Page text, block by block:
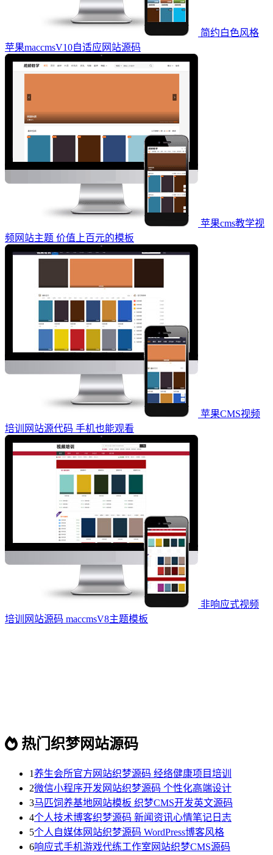
简约白色风格
苹果maccmsV10自适应网站源码
苹果cms教学视
频网站主题 价值上百元的模板
苹果CMS视频
培训网站源代码 手机也能观看
非响应式视频
培训网站源码 maccmsV8主题模板
热门织梦网站源码
1养生会所官方网站织梦源码 经络健康项目培训
2微信小程序开发网站织梦源码 个性化高端设计
3马匹饲养基地网站模板 织梦CMS开发英文源码
4个人技术博客织梦源码 新闻资讯心情笔记日志
5个人自媒体网站织梦源码 WordPress博客风格
6响应式手机游戏代练工作室网站织梦CMS源码